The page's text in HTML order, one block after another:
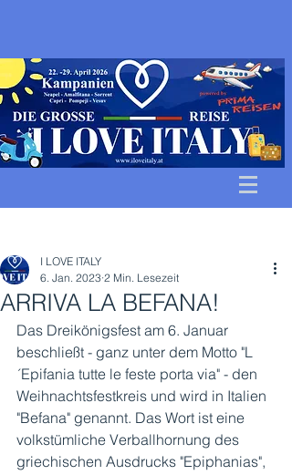
ARRIVA LA BEFANA!
I LOVE ITALY
6. Jan. 2023 2 Min. Lesezeit
Das Dreikönigsfest am 6. Januar
beschließt - ganz unter dem Motto "L
´Epifania tutte le feste porta via" - den
Weihnachtsfestkreis und wird in Italien
"Befana" genannt. Das Wort ist eine
volkstümliche Verballhornung des
griechischen Ausdrucks "Epiphanias",